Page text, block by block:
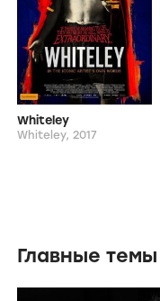
Whiteley
Whiteley, 2017
Главные темы